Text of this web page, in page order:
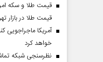
قیمت طلا در بازار
آمریکا ماجراجویی
خواهد کرد
نظرسنجی شبکه